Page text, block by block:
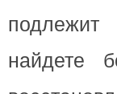
найдете